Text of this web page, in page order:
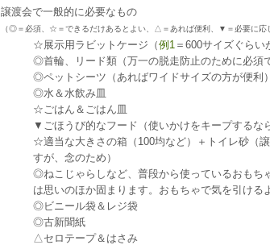
譲渡会で一般的に必要なもの
（◎＝必須、☆＝できるだけあるとよい、△＝あれば便利、▼＝必要に応
☆展示用ラビットケージ（例1 ＝600サイズぐらい
◎首輪、リード類（万一の脱走防止のために必須
◎ペットシーツ（あればワイドサイズの方が便利）
◎水＆水飲み皿
☆ごはん＆ごはん皿
▼ごほうび的なフード（使いかけをキープするな
☆適当な大きさの箱（100均など）＋トイレ砂（
すが、念のため）
◎ねこじゃらしなど、普段から使っているおもち
は思いのほか固まります。おもちゃで気を引ける
◎ビニール袋＆レジ袋
◎古新聞紙
△セロテープ＆はさみ